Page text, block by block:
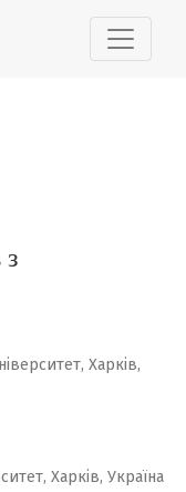
з
Харків,
Харків, Україна